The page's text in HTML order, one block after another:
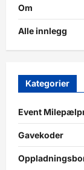
Om
Alle innlegg
Kategorier
Event
Gavekoder